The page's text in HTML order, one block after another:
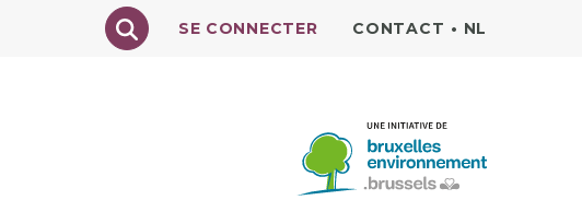
Texte à rechercher
SE CONNECTER CONTACT • NL